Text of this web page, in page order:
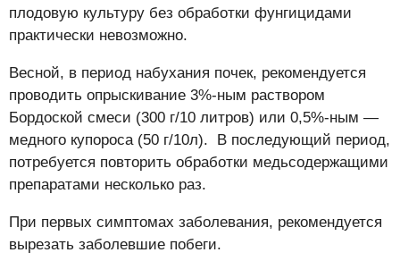
плодовую культуру без обработки фунгицидами
практически невозможно.
Весной, в период набухания почек, рекомендуется
проводить опрыскивание 3%-ным раствором
Бордоской смеси (300 г/10 литров) или 0,5%-ным —
медного купороса (50 г/10л). В последующий период,
потребуется повторить обработки медьсодержащими
препаратами несколько раз.
При первых симптомах заболевания, рекомендуется
вырезать заболевшие побеги.